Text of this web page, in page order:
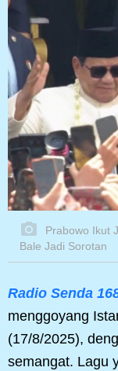
Prabowo Ikut
Bale Jadi Sorotan
Radio Senda
menggoyang
(17/8/2025),
semangat. Lagu